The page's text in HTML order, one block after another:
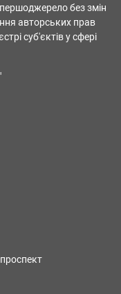
без змін
авторських прав
суб'єктів у сфері